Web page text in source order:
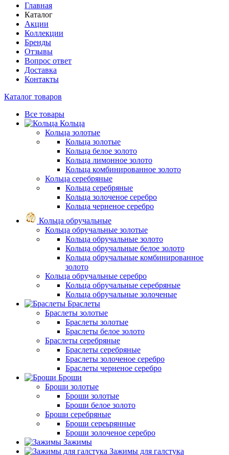
Главная
Каталог
Акции
Коллекции
Бренды
Отзывы
Вопрос ответ
Доставка
Контакты
Каталог товаров
Все товары
Кольца
Кольца золотые
Кольца золотые
Кольца белое золото
Кольца лимонное золото
Кольца комбинированное золото
Кольца серебряные
Кольца серебряные
Кольца золоченое серебро
Кольца черненое серебро
Кольца обручальные
Кольца обручальные золотые
Кольца обручальные золото
Кольца обручальные белое золото
Кольца обручальные комбинированное
золото
Кольца обручальные серебро
Кольца обручальные серебряные
Кольца обручальные золоченые
Браслеты
Браслеты золотые
Браслеты золотые
Браслеты белое золото
Браслеты серебряные
Браслеты cеребряные
Браслеты золоченое серебро
Браслеты черненое серебро
Броши
Броши золотые
Броши золотые
Броши белое золото
Броши серебряные
Броши сереьрянные
Броши золоченое серебро
Зажимы
Зажимы для галстука